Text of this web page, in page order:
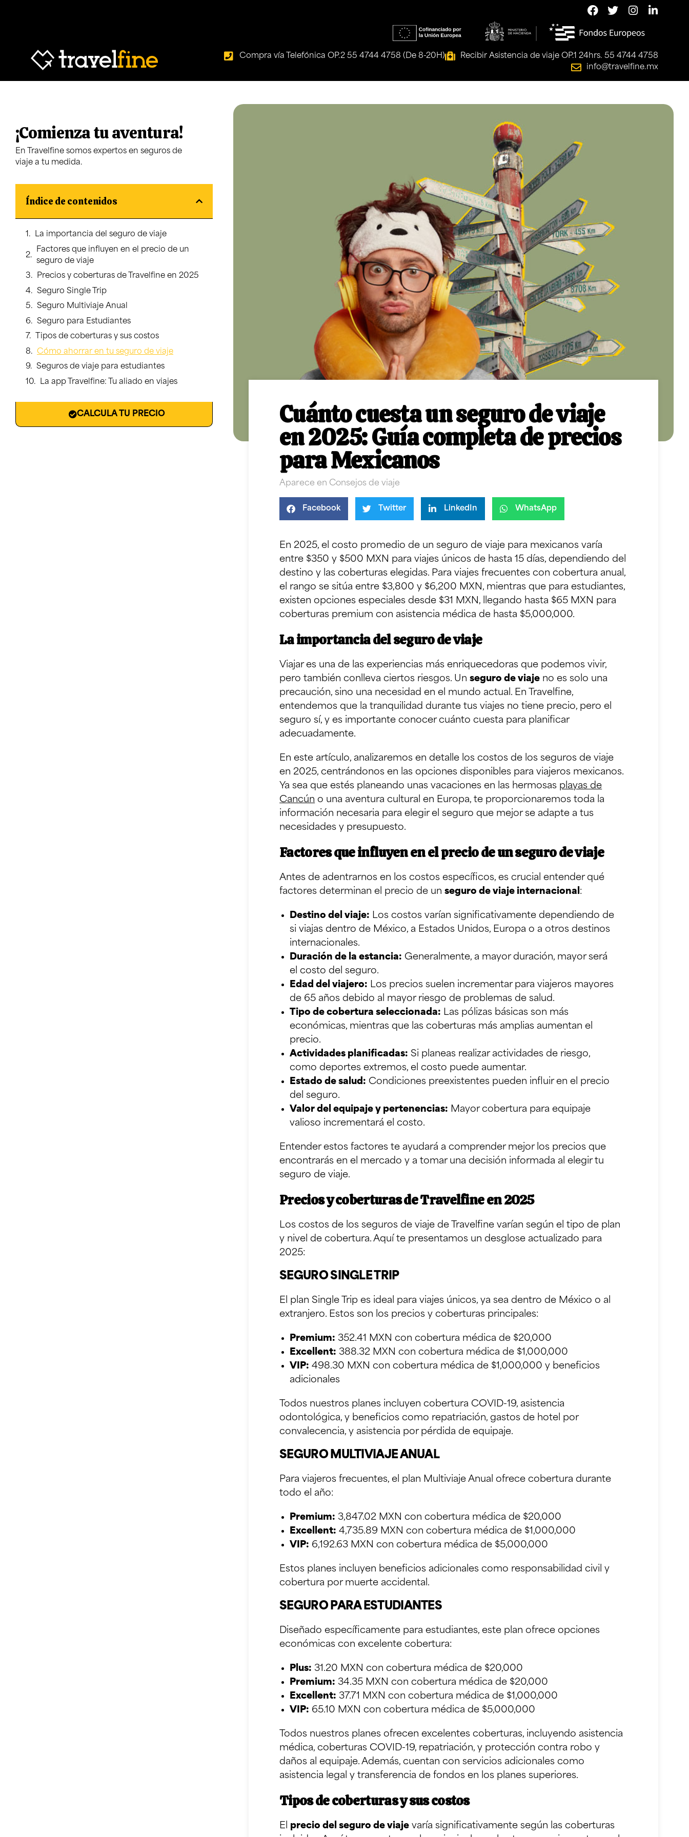
Compra vía Telefónica OP.2 55 4744 4758 (De 8-20H)
Recibir Asistencia de viaje OP.1 24hrs. 55 4744 4758
info@travelfine.mx
¡Comienza tu aventura!
En Travelfine somos expertos en seguros de
viaje a tu medida.
Índice de contenidos
La importancia del seguro de viaje
Factores que influyen en el precio de un
seguro de viaje
Precios y coberturas de Travelfine en 2025
Seguro Single Trip
Seguro Multiviaje Anual
Seguro para Estudiantes
Tipos de coberturas y sus costos
Cómo ahorrar en tu seguro de viaje
Seguros de viaje para estudiantes
La app Travelfine: Tu aliado en viajes
CALCULA TU PRECIO Cuánto cuesta un seguro de viaje
en 2025: Guía completa de precios
para Mexicanos
Aparece en Consejos de viaje
Facebook Twitter LinkedIn WhatsApp
En 2025, el costo promedio de un seguro de viaje para mexicanos varía
entre $350 y $500 MXN para viajes únicos de hasta 15 días, dependiendo del
destino y las coberturas elegidas. Para viajes frecuentes con cobertura anual,
el rango se sitúa entre $3,800 y $6,200 MXN, mientras que para estudiantes,
existen opciones especiales desde $31 MXN, llegando hasta $65 MXN para
coberturas premium con asistencia médica de hasta $5,000,000.
La importancia del seguro de viaje
Viajar es una de las experiencias más enriquecedoras que podemos vivir,
pero también conlleva ciertos riesgos. Unseguro de viaje no es solo una
precaución, sino una necesidad en el mundo actual. En Travelfine,
entendemos que la tranquilidad durante tus viajes no tiene precio, pero el
seguro sí, y es importante conocer cuánto cuesta para planificar
adecuadamente.
En este artículo, analizaremos en detalle los costos de los seguros de viaje
en 2025, centrándonos en las opciones disponibles para viajeros mexicanos.
Ya sea que estés planeando unas vacaciones en las hermosas playas de
Cancún o una aventura cultural en Europa, te proporcionaremos toda la
información necesaria para elegir el seguro que mejor se adapte a tus
necesidades y presupuesto.
Factores que influyen en el precio de un seguro de viaje
Antes de adentrarnos en los costos específicos, es crucial entender qué
factores determinan el precio de unseguro de viaje internacional:
Destino del viaje: Los costos varían significativamente dependiendo de
si viajas dentro de México, a Estados Unidos, Europa o a otros destinos
internacionales.
Duración de la estancia: Generalmente, a mayor duración, mayor será
el costo del seguro.
Edad del viajero: Los precios suelen incrementar para viajeros mayores
de 65 años debido al mayor riesgo de problemas de salud.
Tipo de cobertura seleccionada: Las pólizas básicas son más
económicas, mientras que las coberturas más amplias aumentan el
precio.
Actividades planificadas: Si planeas realizar actividades de riesgo,
como deportes extremos, el costo puede aumentar.
Estado de salud: Condiciones preexistentes pueden influir en el precio
del seguro.
Valor del equipaje y pertenencias: Mayor cobertura para equipaje
valioso incrementará el costo.
Entender estos factores te ayudará a comprender mejor los precios que
encontrarás en el mercado y a tomar una decisión informada al elegir tu
seguro de viaje.
Precios y coberturas de Travelfine en 2025
Los costos de los seguros de viaje de Travelfine varían según el tipo de plan
y nivel de cobertura. Aquí te presentamos un desglose actualizado para
2025:
SEGURO SINGLE TRIP
El plan Single Trip es ideal para viajes únicos, ya sea dentro de México o al
extranjero. Estos son los precios y coberturas principales:
Premium: 352.41 MXN con cobertura médica de $20,000
Excellent: 388.32 MXN con cobertura médica de $1,000,000
VIP: 498.30 MXN con cobertura médica de $1,000,000 y beneficios
adicionales
Todos nuestros planes incluyen cobertura COVID-19, asistencia
odontológica, y beneficios como repatriación, gastos de hotel por
convalecencia, y asistencia por pérdida de equipaje.
SEGURO MULTIVIAJE ANUAL
Para viajeros frecuentes, el plan Multiviaje Anual ofrece cobertura durante
todo el año:
Premium: 3,847.02 MXN con cobertura médica de $20,000
Excellent: 4,735.89 MXN con cobertura médica de $1,000,000
VIP: 6,192.63 MXN con cobertura médica de $5,000,000
Estos planes incluyen beneficios adicionales como responsabilidad civil y
cobertura por muerte accidental.
SEGURO PARA ESTUDIANTES
Diseñado específicamente para estudiantes, este plan ofrece opciones
económicas con excelente cobertura:
Plus: 31.20 MXN con cobertura médica de $20,000
Premium: 34.35 MXN con cobertura médica de $20,000
Excellent: 37.71 MXN con cobertura médica de $1,000,000
VIP: 65.10 MXN con cobertura médica de $5,000,000
Todos nuestros planes ofrecen excelentes coberturas, incluyendo asistencia
médica, coberturas COVID-19, repatriación, y protección contra robo y
daños al equipaje. Además, cuentan con servicios adicionales como
asistencia legal y transferencia de fondos en los planes superiores.
Tipos de coberturas y sus costos
El precio del seguro de viaje varía significativamente según las coberturas